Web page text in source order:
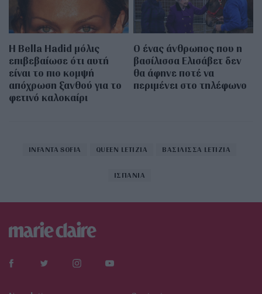
Η Bella Hadid μόλις
επιβεβαίωσε ότι αυτή
είναι το πιο κομψή
απόχρωση ξανθού για το
φετινό καλοκαίρι
Ο ένας άνθρωπος που η
βασίλισσα Ελισάβετ δεν
θα άφηνε ποτέ να
περιμένει στο τηλέφωνο
INFANTA SOFIA QUEEN LETIZIA ΒΑΣΙΛΙΣΣΑ LETIZIA
ΙΣΠΑΝΙΑ